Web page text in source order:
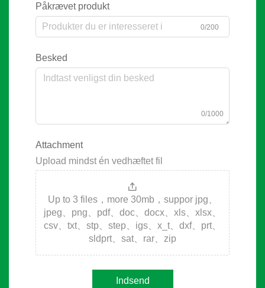
Påkrævet produkt
0/200
Besked
0/1000
Attachment
Upload mindst én vedhæftet fil
Up to 3 files，more 30mb，suppor jpg、
jpeg、png、pdf、doc、docx、xls、xlsx、
csv、txt、stp、step、igs、x_t、dxf、prt、
sldprt、sat、rar、zip
Indsend